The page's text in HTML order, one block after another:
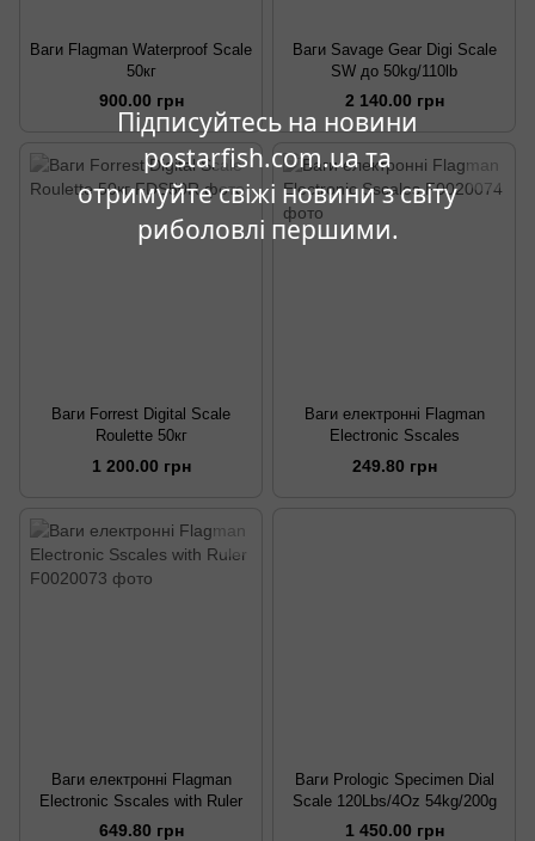
Підписуйтесь на новини
postarfish.com.ua та
отримуйте свіжі новини з світу
риболовлі першими.
Ваги Flagman Waterproof Scale
50кг
900.00 грн
Ваги Savage Gear Digi Scale
SW до 50kg/110lb
2 140.00 грн
Ваги Forrest Digital Scale
Roulette 50кг
1 200.00 грн
Ваги електронні Flagman
Electronic Sscales
249.80 грн
Ваги електронні Flagman
Electronic Sscales with Ruler
649.80 грн
Ваги Prologic Specimen Dial
Scale 120Lbs/4Oz 54kg/200g
1 450.00 грн